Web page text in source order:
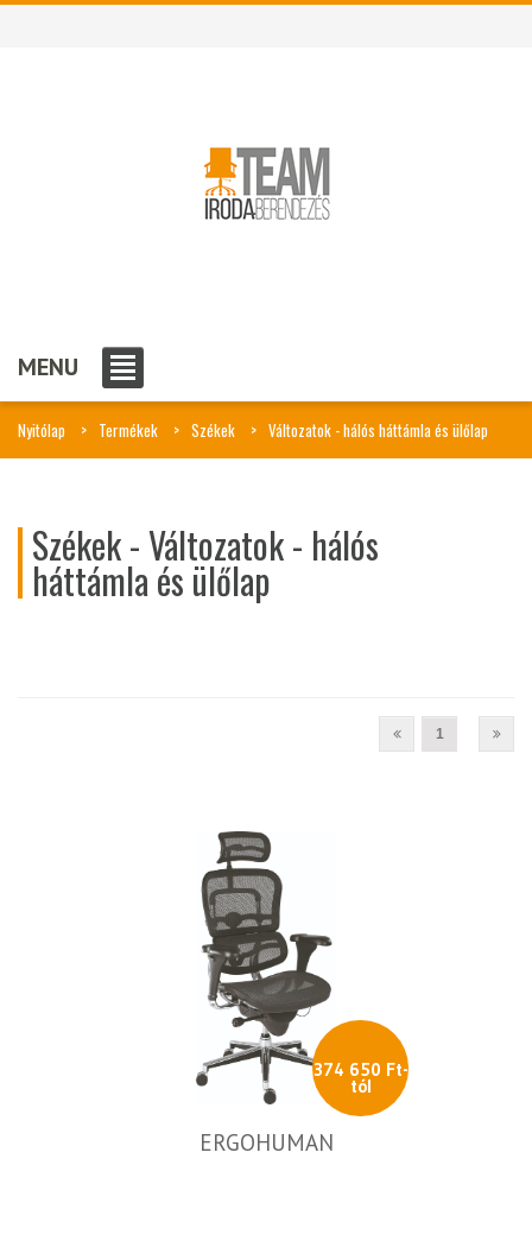
MENU
Nyitólap Termékek Székek Változatok - hálós háttámla és ülőlap
Székek - Változatok - hálós
háttámla és ülőlap
1
374 650 Ft-
tól
ERGOHUMAN